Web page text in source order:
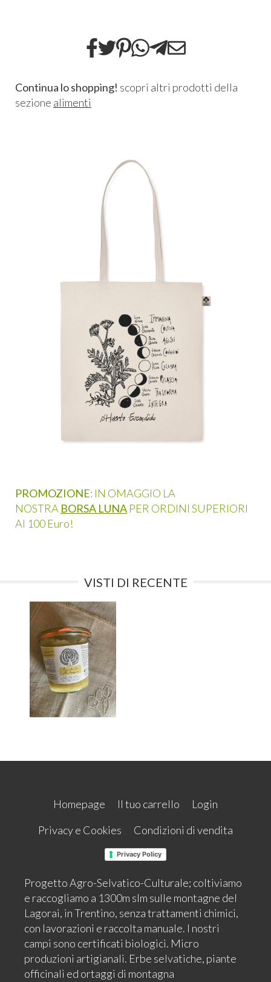
Continua lo shopping! scopri altri prodotti della
sezione alimenti
PROMOZIONE: IN OMAGGIO LA
NOSTRA BORSA LUNA PER ORDINI SUPERIORI
AI 100 Euro!
VISTI DI RECENTE
Homepage Il tuo carrello
Login
Privacy e Cookies
Condizioni di vendita
Privacy Policy
Progetto Agro-Selvatico-Culturale; coltiviamo
e raccogliamo a 1300m slm sulle montagne del
Lagorai, in Trentino, senza trattamenti chimici,
con lavorazioni e raccolta manuale. I nostri
campi sono certificati biologici. Micro
produzioni artigianali. Erbe selvatiche, piante
officinali ed ortaggi di montagna